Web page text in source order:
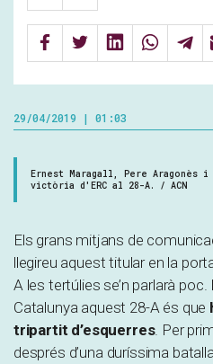
29/04/2019 | 01:03
Ernest Maragall, Pere Aragonès
victòria d'ERC al 28-A. / ACN
Els grans mitjans de
llegireu aquest titular en la
A les tertúlies se’n parlarà
Catalunya aquest 28-A és que
tripartit d’esquerres. Per
després d’una duríssima